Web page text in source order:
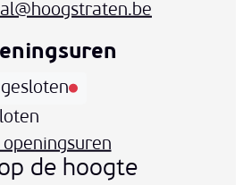
@hoogstraten.be
gesloten
openingsuren
de hoogte